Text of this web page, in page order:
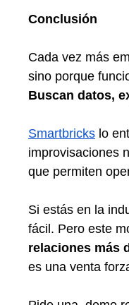
Conclusión
Cada vez más
sino porque
Buscan datos,
Smartbricks lo
improvisaciones
que permiten
Si estás en la
fácil. Pero este
relaciones más
es una venta